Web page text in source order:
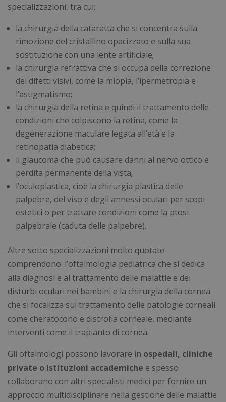
specializzazioni, tra cui:
la chirurgia della cataratta che si concentra sulla
rimozione del cristallino opacizzato e sulla sua
sostituzione con una lente artificiale;
la chirurgia refrattiva che si occupa della correzione
dei difetti visivi, come la miopia, l’ipermetropia e
l’astigmatismo;
la chirurgia della retina e quindi il trattamento delle
condizioni che colpiscono la retina, come la
degenerazione maculare legata all’età e la
retinopatia diabetica;
il glaucoma che può causare danni al nervo ottico e
perdita permanente della vista;
l’oculoplastica, cioè la chirurgia plastica delle
palpebre, del viso e degli annessi oculari per scopi
estetici o per trattare condizioni come la ptosi
palpebrale (caduta delle palpebre).
Altre sotto specializzazioni molto quotate
comprendono: l’oftalmologia pediatrica che si dedica
alla diagnosi e al trattamento delle malattie e dei
disturbi oculari nei bambini e la chirurgia della cornea
che si focalizza sul trattamento delle patologie corneali
come cheratocono e distrofia corneale, mediante
interventi come il trapianto di cornea.
Gli oftalmologi possono lavorare in ospedali, cliniche
private o istituzioni accademiche e spesso
collaborano con altri specialisti medici per fornire un
approccio multidisciplinare nella gestione delle malattie